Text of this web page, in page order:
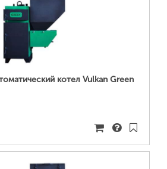
ПОДРОБНЕЕ...
котел Vulkan Green